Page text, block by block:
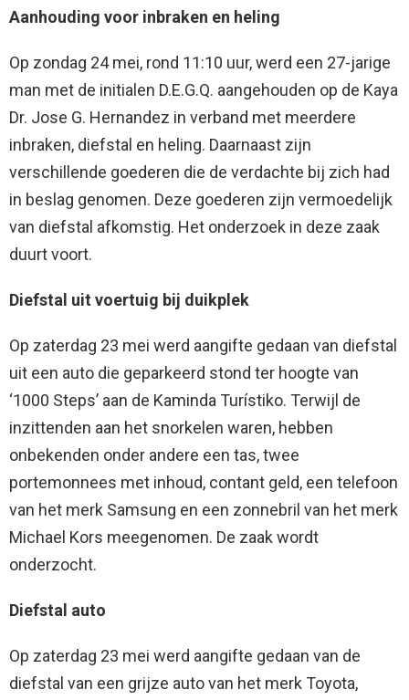
Aanhouding voor inbraken en heling
Op zondag 24 mei, rond 11:10 uur, werd een 27-jarige
man met de initialen D.E.G.Q. aangehouden op de Kaya
Dr. Jose G. Hernandez in verband met meerdere
inbraken, diefstal en heling. Daarnaast zijn
verschillende goederen die de verdachte bij zich had
in beslag genomen. Deze goederen zijn vermoedelijk
van diefstal afkomstig. Het onderzoek in deze zaak
duurt voort.
Diefstal uit voertuig bij duikplek
Op zaterdag 23 mei werd aangifte gedaan van diefstal
uit een auto die geparkeerd stond ter hoogte van
‘1000 Steps’ aan de Kaminda Turístiko. Terwijl de
inzittenden aan het snorkelen waren, hebben
onbekenden onder andere een tas, twee
portemonnees met inhoud, contant geld, een telefoon
van het merk Samsung en een zonnebril van het merk
Michael Kors meegenomen. De zaak wordt
onderzocht.
Diefstal auto
Op zaterdag 23 mei werd aangifte gedaan van de
diefstal van een grijze auto van het merk Toyota,